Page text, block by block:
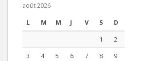
août 2026
L M M J V S D
1
2
3
4 5 6 7 8
9